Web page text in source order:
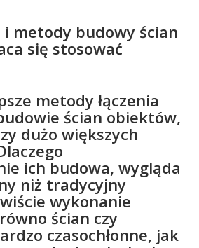
i metody budowy ścian
się stosować
metody łączenia
ścian obiektów,
dużo większych
ich budowa, wygląda
niż tradycyjny
wykonanie
ścian czy
czasochłonne, jak